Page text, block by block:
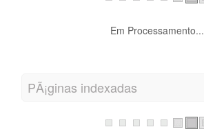
Em Processamento...
PÃ¡ginas indexadas